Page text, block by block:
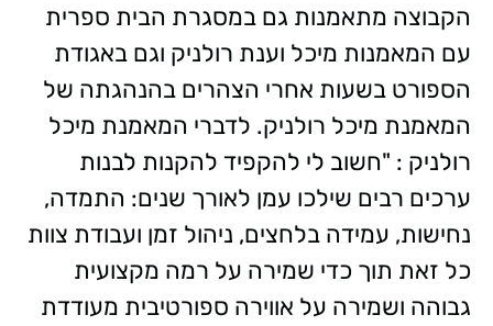
הקבוצה מתאמנות גם במסגרת הבית ספרית
עם המאמנות מיכל וענת רולניק וגם באגודת
הספורט בשעות אחרי הצהרים בהנהגתה של
המאמנת מיכל רולניק. לדברי המאמנת מיכל
רולניק : "חשוב לי להקפיד להקנות לבנות
ערכים רבים שילכו עמן לאורך שנים: התמדה,
נחישות, עמידה בלחצים, ניהול זמן ועבודת צוות
כל זאת תוך כדי שמירה על רמה מקצועית
גבוהה ושמירה על אווירה ספורטיבית מעודדת